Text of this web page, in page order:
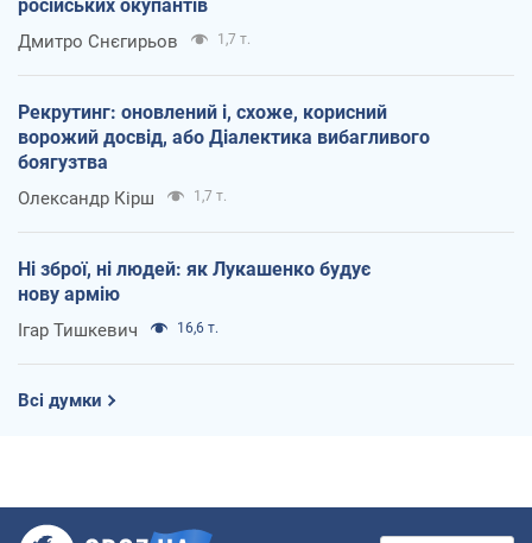
російських окупантів
Дмитро Снєгирьов 1,7 т.
Рекрутинг: оновлений і, схоже, корисний
ворожий досвід, або Діалектика вибагливого
боягузтва
Олександр Кірш 1,7 т.
Ні зброї, ні людей: як Лукашенко будує
нову армію
Ігар Тишкевич 16,6 т.
Всі думки